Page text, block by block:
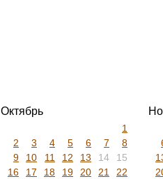
Октябрь
1
2
3 4 5 6 7
8
9
10 11 12 13 14
15
16
17 18 19 20 21
22